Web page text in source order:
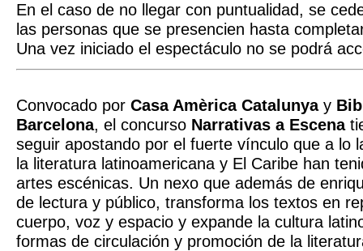
En el caso de no llegar con puntualidad, se
las personas que se presencien hasta
Una vez iniciado el espectáculo no se podrá
Convocado por Casa Amèrica Catalunyay
Barcelona, el concurso Narrativas a Escena
seguir apostando por el fuerte vínculo que a lo
la literatura latinoamericana y El Caribe han
artes escénicas. Un nexo que además de
de lectura y público, transforma los textos en
cuerpo, voz y espacio y expande la cultura
formas de circulación y promoción de la